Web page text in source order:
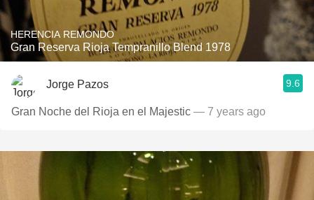
HERENCIA REMONDO
Gran Reserva Rioja Tempranillo Blend 1978
Jorge Pazos 9.6
Gran Noche del Rioja en el Majestic — 7 years ago